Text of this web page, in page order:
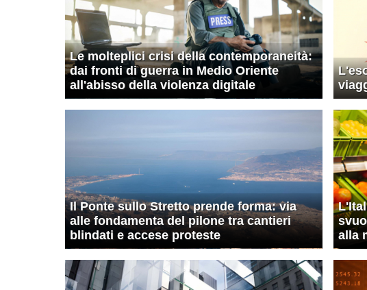
Le molteplici crisi della contemporaneità:
dai fronti di guerra in Medio Oriente
all'abisso della violenza digitale
Il Ponte sullo Stretto prende forma: via
alle fondamenta del pilone tra cantieri
blindati e accese proteste
alla